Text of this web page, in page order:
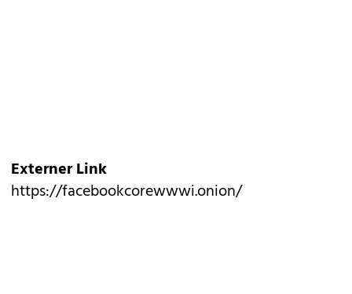
Externer Link
https://facebookcorewwwi.onion/